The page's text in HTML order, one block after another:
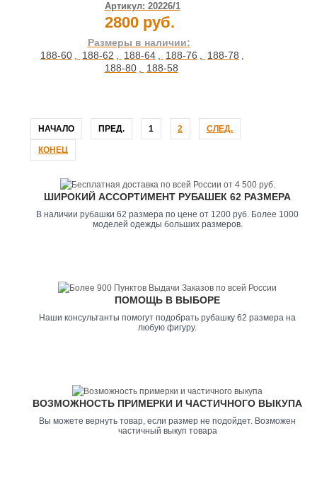
Артикул: 20226/1
2800 руб.
Размеры в наличии:
188-60 , 188-62 , 188-64 , 188-76 , 188-78 ,
188-80 , 188-58
НАЧАЛО ПРЕД. 1 2 СЛЕД.
КОНЕЦ
ШИРОКИЙ АССОРТИМЕНТ РУБАШЕК 62 РАЗМЕРА
В наличии рубашки 62 размера по цене от 1200 руб. Более 1000
моделей одежды больших размеров.
ПОМОЩЬ В ВЫБОРЕ
Наши консультанты помогут подобрать рубашку 62 размера на
любую фигуру.
ВОЗМОЖНОСТЬ ПРИМЕРКИ И ЧАСТИЧНОГО ВЫКУПА
Вы можете вернуть товар, если размер не подойдет. Возможен
частичный выкуп товара